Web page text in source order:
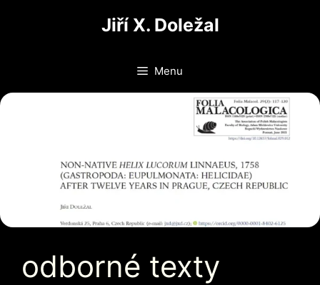
Jiří X. Doležal
Menu
odborné texty